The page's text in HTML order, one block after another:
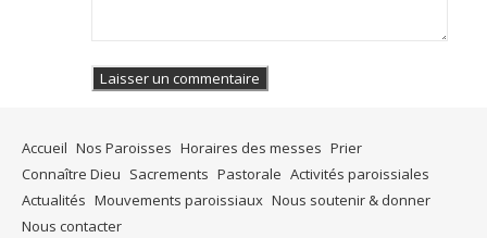
Accueil Nos Paroisses Horaires des messes Prier
Connaître Dieu Sacrements Pastorale Activités paroissiales
Actualités Mouvements paroissiaux Nous soutenir & donner
Nous contacter